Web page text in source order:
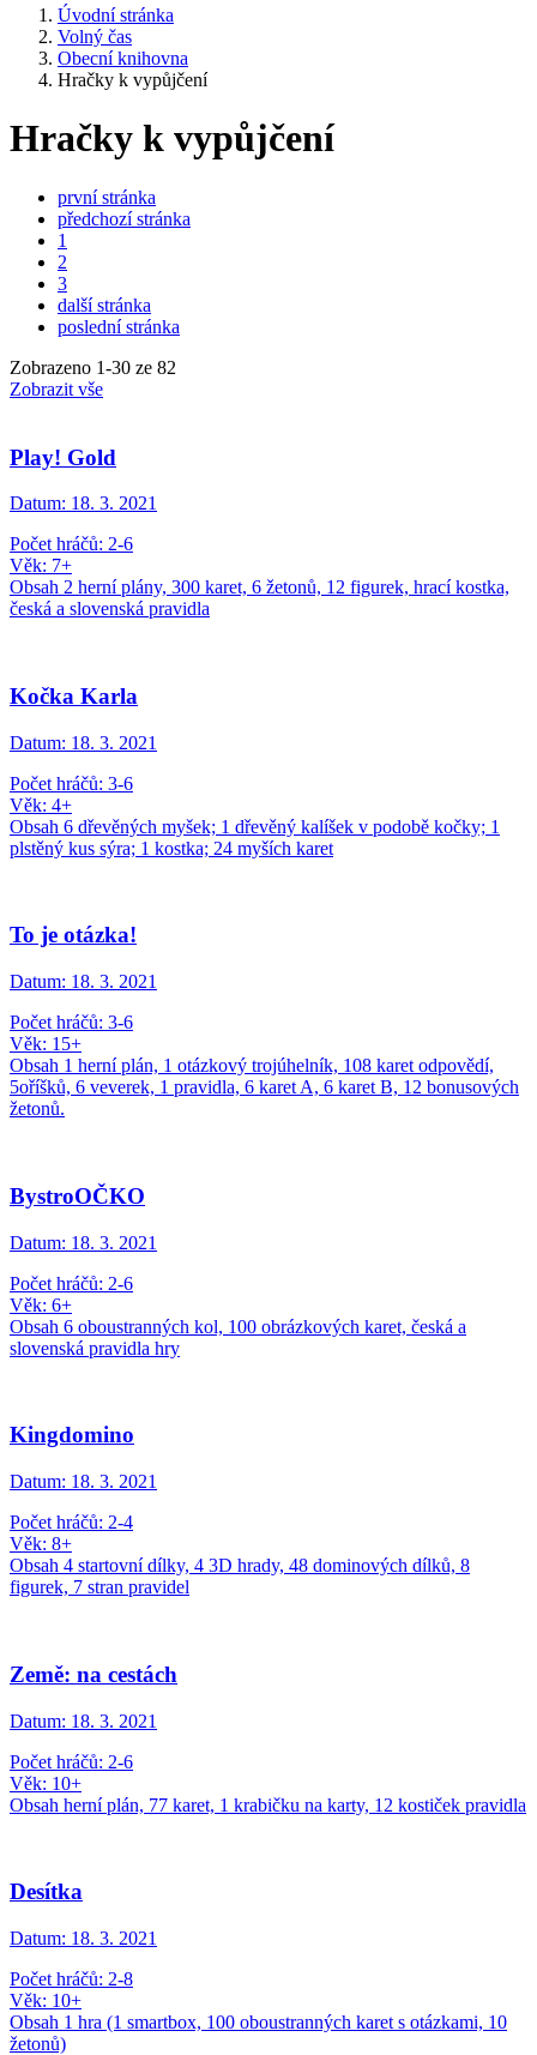
Úvodní stránka
Volný čas
Obecní knihovna
Hračky k vypůjčení
Hračky k vypůjčení
první stránka
předchozí stránka
1
2
3
další stránka
poslední stránka
Zobrazeno 1-30 ze 82
Zobrazit vše
Play! Gold
Datum: 18. 3. 2021
Počet hráčů: 2-6
Věk: 7+
Obsah 2 herní plány, 300 karet, 6 žetonů, 12 figurek, hrací kostka,
česká a slovenská pravidla
Kočka Karla
Datum: 18. 3. 2021
Počet hráčů: 3-6
Věk: 4+
Obsah 6 dřevěných myšek; 1 dřevěný kalíšek v podobě kočky; 1
plstěný kus sýra; 1 kostka; 24 myších karet
To je otázka!
Datum: 18. 3. 2021
Počet hráčů: 3-6
Věk: 15+
Obsah 1 herní plán, 1 otázkový trojúhelník, 108 karet odpovědí,
5oříšků, 6 veverek, 1 pravidla, 6 karet A, 6 karet B, 12 bonusových
žetonů.
BystroOČKO
Datum: 18. 3. 2021
Počet hráčů: 2-6
Věk: 6+
Obsah 6 oboustranných kol, 100 obrázkových karet, česká a
slovenská pravidla hry
Kingdomino
Datum: 18. 3. 2021
Počet hráčů: 2-4
Věk: 8+
Obsah 4 startovní dílky, 4 3D hrady, 48 dominových dílků, 8
figurek, 7 stran pravidel
Země: na cestách
Datum: 18. 3. 2021
Počet hráčů: 2-6
Věk: 10+
Obsah herní plán, 77 karet, 1 krabičku na karty, 12 kostiček pravidla
Desítka
Datum: 18. 3. 2021
Počet hráčů: 2-8
Věk: 10+
Obsah 1 hra (1 smartbox, 100 oboustranných karet s otázkami, 10
žetonů)